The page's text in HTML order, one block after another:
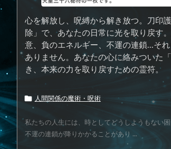
心を解放し、呪縛から解き放つ。刀印
除」で、あなたの日常に光を取り戻す
意、負のエネルギー、不運の連鎖…そ
ありません。あなたの心に絡みついた
き、本来の力を取り戻すための霊符。
 人間関係の魔術・呪術
私たちの人生には、時としてどうしようもない
不運の連鎖が降りかかることがあり ...